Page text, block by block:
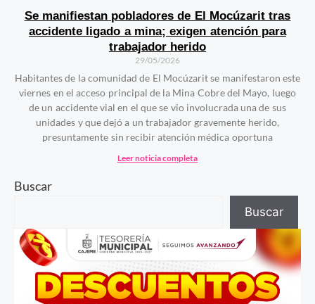
Se manifiestan pobladores de El Mocúzarit tras
accidente ligado a mina; exigen atención para
trabajador herido
29/05/2026
Habitantes de la comunidad de El Mocúzarit se manifestaron este
viernes en el acceso principal de la Mina Cobre del Mayo, luego
de un accidente vial en el que se vio involucrada una de sus
unidades y que dejó a un trabajador gravemente herido,
presuntamente sin recibir atención médica oportuna
Leer noticia completa
Buscar
Buscar